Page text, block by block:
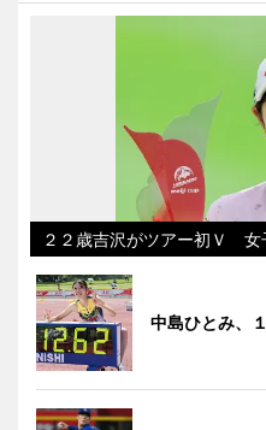
２２歳吉沢がツアー初Ｖ 女
中島ひとみ、